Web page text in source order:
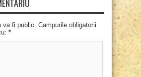
va fi public. Campurile obligatorii
*